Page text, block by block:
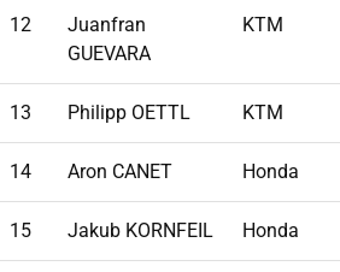
12
Juanfran
GUEVARA
KTM
13 Philipp OETTL KTM
14 Aron CANET Honda
15 Jakub KORNFEIL Honda